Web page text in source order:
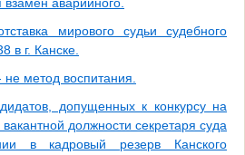
мирового судьи судебного
в г. Канске.
не метод воспитания.
допущенных к конкурсу на
должности секретаря суда
в кадровый резерв Канского